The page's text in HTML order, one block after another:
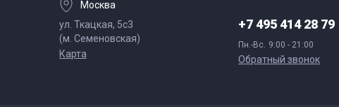
Москва
ул. Ткацкая, 5с3
(м. Семеновская)
Карта
+7 495 414 28 79
Пн.-Вс. 9:00 - 21:00
Обратный звонок